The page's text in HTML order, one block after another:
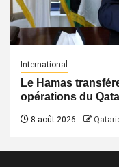
International
Le Hamas
opérations du
8 août 2026